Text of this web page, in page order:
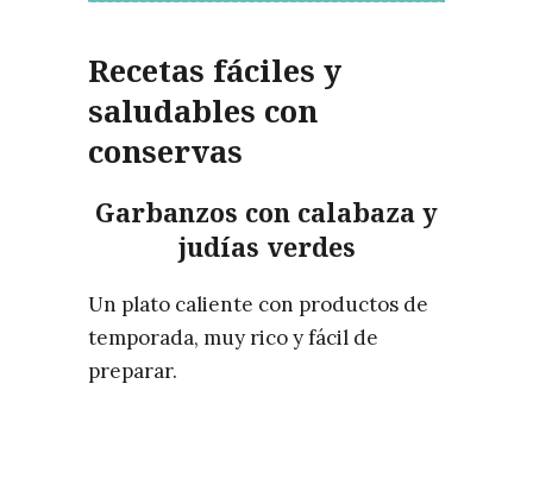
Recetas fáciles y
saludables con
conservas
Garbanzos con calabaza y
judías verdes
Un plato caliente con productos de
temporada, muy rico y fácil de
preparar.